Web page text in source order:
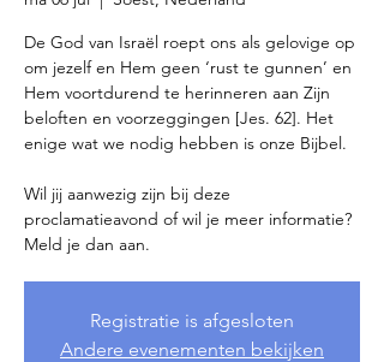
De God van Israël roept ons als gelovige op
om jezelf en Hem geen ‘rust te gunnen’ en
Hem voortdurend te herinneren aan Zijn
beloften en voorzeggingen [Jes. 62]. Het
enige wat we nodig hebben is onze Bijbel.
Wil jij aanwezig zijn bij deze
proclamatieavond of wil je meer informatie?
Meld je dan aan.
Registratie is afgesloten
Andere evenementen bekijken